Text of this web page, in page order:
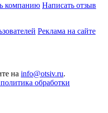
компанию Написать отзыв
Реклама на сайте
на info@otsiv.ru.
обработки